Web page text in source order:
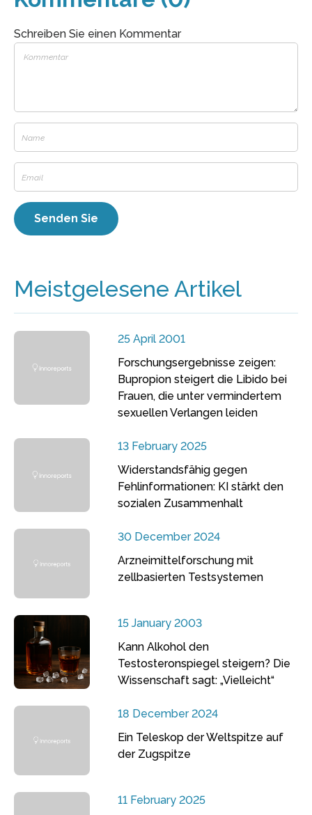
Schreiben Sie einen Kommentar
Meistgelesene Artikel
25 April 2001
Forschungsergebnisse zeigen:
Bupropion steigert die Libido bei
Frauen, die unter vermindertem
sexuellen Verlangen leiden
13 February 2025
Widerstandsfähig gegen
Fehlinformationen: KI stärkt den
sozialen Zusammenhalt
30 December 2024
Arzneimittelforschung mit
zellbasierten Testsystemen
15 January 2003
Kann Alkohol den
Testosteronspiegel steigern? Die
Wissenschaft sagt: „Vielleicht“
18 December 2024
Ein Teleskop der Weltspitze auf
der Zugspitze
11 February 2025